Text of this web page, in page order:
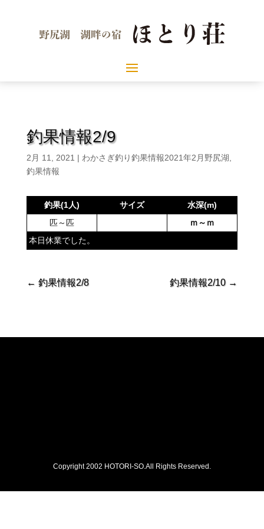
釣果情報2/9
2月 11, 2021 | わかさぎ釣り釣果情報2021年2月野尻湖
釣果情報
釣果(1人) サイズ
水深(m)
匹～匹
ｍ～ｍ
本日休業でした。
← 釣果情報2/8 釣果情報2/10→
Copyright 2002 HOTORI-SO.All Rights Reserved.